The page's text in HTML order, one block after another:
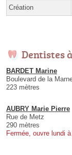
Création
Dentistes
BARDET Marine
Boulevard de la
223 mètres
AUBRY Marie Pierre
Rue de Metz
290 mètres
Fermée, ouvre lundi